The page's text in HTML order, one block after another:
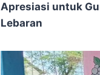
Apresiasi untuk
Lebaran